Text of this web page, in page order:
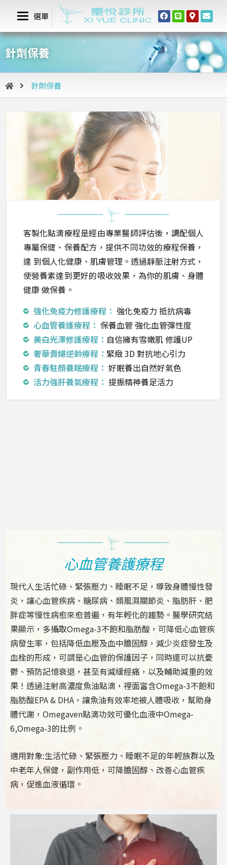
選單
針劑保養
針劑保養
客製化點滴療程是經由專業醫師評估後，調配個人
專屬保健、保養配方，提供不同功效的療程保養，
達 到個人化健康、肌膚管理。透過靜脈注射方式，
使營養素達到更好的吸收效果，為你的肌膚、身體
健康 做保養。
強化免疫力修護療程： 強化免疫力 抵抗病毒
心血管養護療程： 保養血管 強化血管彈性度
美白光澤修護療程： 自信擁有雪嫩肌 修護UP
奢華貴婦逆齡療程： 緊緻 3D 對抗地心引力
青春駐顏養眠療程： 好眠養出自然好氣色
活力強肝養氣療程： 提振精神養足活力
心血管養護療程
現代人生活忙碌、緊張壓力、睡眠不足，導致身體慢性發
炎，讓心血管疾病、糖尿病、類風濕關節炎、脂肪肝、肥
胖症等慢性病愈來愈普遍，有年輕化的趨勢。醫學研究結
果顯示，多攝取Omega-3不飽和脂肪酸，可降低心血管疾
病發生率，包括降低血壓及血中膽固醇，減少炎症發生及
血栓的形成，可謂是心血管的保護因子，同時還可以抗憂
鬱、預防記憶衰退，甚至有減緩經痛，以及輔助減重的效
果！透過注射高濃度魚油點滴，裡面富含Omega-3不飽和
脂肪酸EPA & DHA，讓魚油有效率地被人體吸收，幫助身
體代謝，Omegaven點滴功效可優化血液中Omega-
6,Omega-3的比例。
適用對象:生活忙碌、緊張壓力、睡眠不足的年輕族群以及
中老年人保健，副作用低，可降膽固醇、改善心血管疾
病，促進血液循環。